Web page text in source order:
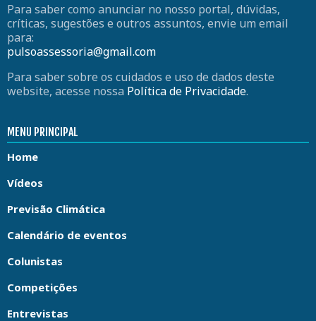
Para saber como anunciar no nosso portal, dúvidas,
críticas, sugestões e outros assuntos, envie um email
para:
pulsoassessoria@gmail.com
Para saber sobre os cuidados e uso de dados deste
website, acesse nossa Política de Privacidade.
MENU PRINCIPAL
Home
Vídeos
Previsão Climática
Calendário de eventos
Colunistas
Competições
Entrevistas